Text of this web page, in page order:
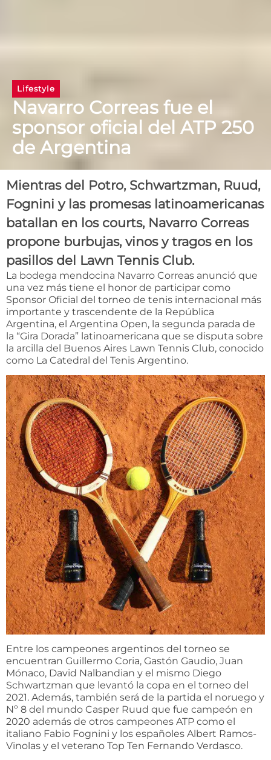
Lifestyle
Navarro Correas fue el
sponsor oficial del ATP 250
de Argentina
Mientras del Potro, Schwartzman, Ruud,
Fognini y las promesas latinoamericanas
batallan en los courts, Navarro Correas
propone burbujas, vinos y tragos en los
pasillos del Lawn Tennis Club.
La bodega mendocina Navarro Correas anunció que
una vez más tiene el honor de participar como
Sponsor Oficial del torneo de tenis internacional más
importante y trascendente de la República
Argentina, el Argentina Open, la segunda parada de
la “Gira Dorada” latinoamericana que se disputa sobre
la arcilla del Buenos Aires Lawn Tennis Club, conocido
como La Catedral del Tenis Argentino.
Entre los campeones argentinos del torneo se
encuentran Guillermo Coria, Gastón Gaudio, Juan
Mónaco, David Nalbandian y el mismo Diego
Schwartzman que levantó la copa en el torneo del
2021. Además, también será de la partida el noruego y
Nº 8 del mundo Casper Ruud que fue campeón en
2020 además de otros campeones ATP como el
italiano Fabio Fognini y los españoles Albert Ramos-
Vinolas y el veterano Top Ten Fernando Verdasco.